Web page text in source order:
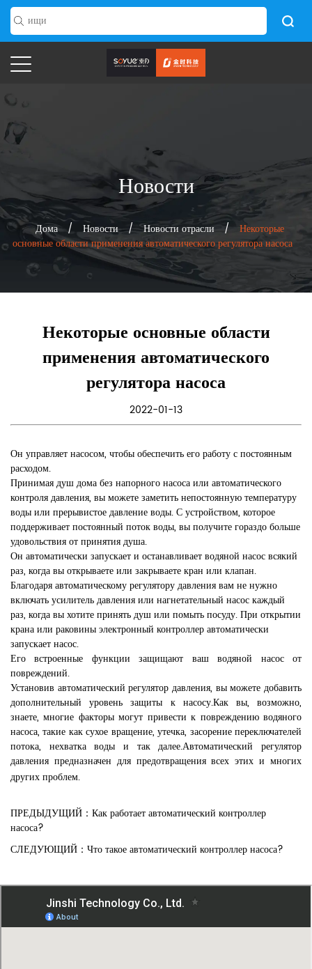
Новости
Дома / Новости / Новости отрасли / Некоторые
основные области применения автоматического регулятора насоса
Некоторые основные области
применения автоматического
регулятора насоса
2022-01-13
Он управляет насосом, чтобы обеспечить его работу с постоянным
расходом.
Принимая душ дома без напорного насоса или автоматического
контроля давления, вы можете заметить непостоянную температуру
воды или прерывистое давление воды. С устройством, которое
поддерживает постоянный поток воды, вы получите гораздо больше
удовольствия от принятия душа.
Он автоматически запускает и останавливает водяной насос всякий
раз, когда вы открываете или закрываете кран или клапан.
Благодаря автоматическому регулятору давления вам не нужно
включать усилитель давления или нагнетательный насос каждый
раз, когда вы хотите принять душ или помыть посуду. При открытии
крана или раковины электронный контроллер автоматически
запускает насос.
Его встроенные функции защищают ваш водяной насос от
повреждений.
Установив автоматический регулятор давления, вы можете добавить
дополнительный уровень защиты к насосу.Как вы, возможно,
знаете, многие факторы могут привести к повреждению водяного
насоса, такие как сухое вращение, утечка, засорение переключателей
потока, нехватка воды и так далее.Автоматический регулятор
давления предназначен для предотвращения всех этих и многих
других проблем.
ПРЕДЫДУЩИЙ：Как работает автоматический контроллер
насоса?
СЛЕДУЮЩИЙ：Что такое автоматический контроллер насоса?